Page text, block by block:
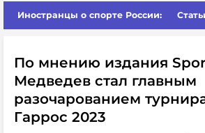
Иностранцы о спорте России:
По мнению издания
Медведев стал главным
разочарованием
Гаррос 2023